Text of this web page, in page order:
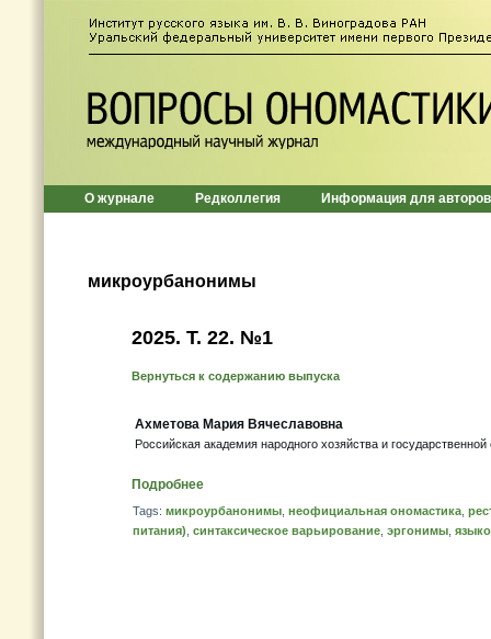
О журнале Редколлегия Информация для авторов
микроурбанонимы
2025. Т. 22. №1
Вернуться к содержанию выпуска
Ахметова Мария Вячеславовна
Российская академия народного хозяйства и
Подробнее
Tags: микроурбанонимы неофициальная ономастика
питания) синтаксическое варьирование эргонимы